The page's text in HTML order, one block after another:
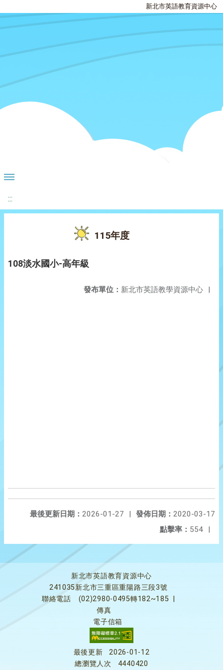
新北市英語教育資源中心
:::
115年度
108淡水國小-高年級
發布單位： 新北市英語教學資源中心 |
發佈日期： 2020-03-17
最後更新日期： 2026-01-27
|
點擊率： 554 |
新北市英語教育資源中心
241035新北市三重區重陽路三段3號
聯絡電話
(02)2980-0495轉182~185
傳真
電子信箱
最後更新
2026-01-12
總瀏覽人次
4440420